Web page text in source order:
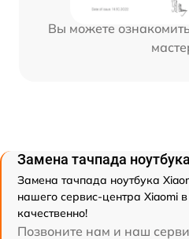
Вы можете
Замена тачпада
Замена тачпада ноутбука
нашего сервис-центра Xiaomi
качественно!
Позвоните нам и наш